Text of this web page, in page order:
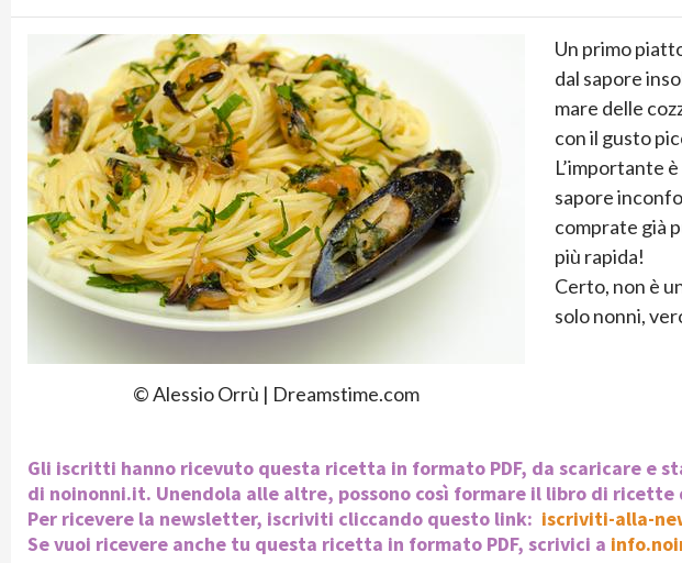
© Alessio Orrù | Dreamstime.com
Un primo
dal sapore
mare delle
con il gusto
L’importante
sapore
comprate già
più rapida!
Certo, non è
solo nonni,
Gli iscritti hanno ricevuto questa ricetta in formato PDF, da scaricare e
di noinonni.it. Unendola alle altre, possono così formare il libro di ricette
Per ricevere la newsletter, iscriviti cliccando questo link: iscriviti-alla-
Se vuoi ricevere anche tu questa ricetta in formato PDF, scrivici a